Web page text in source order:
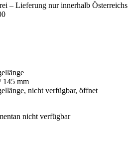
– Lieferung nur innerhalb Österreichs
145 mm
nicht verfügbar, öffnet
nicht verfügbar